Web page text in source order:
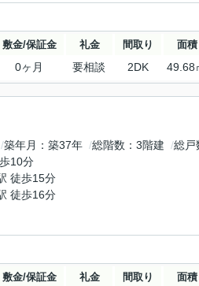
敷金/保証金 礼金 間取り 面積
0ヶ月 要相談 2DK 49.68
築年月 築37年 総階数 3階建 総戸
10分
徒歩15分
徒歩16分
敷金/保証金 礼金 間取り 面積